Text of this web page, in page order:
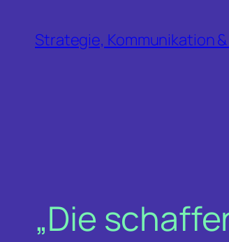
Inhalt
springen
Strategie, Kommunikation
„Die